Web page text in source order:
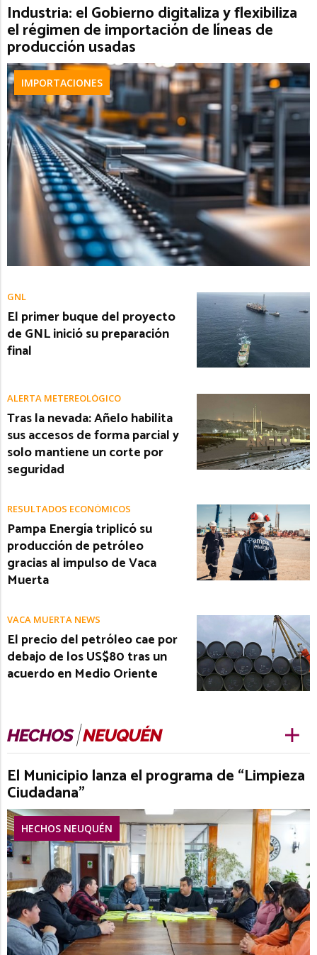
Industria: el Gobierno digitaliza y flexibiliza
el régimen de importación de líneas de
producción usadas
IMPORTACIONES
GNL
El primer buque del proyecto
de GNL inició su preparación
final
ALERTA METEREOLÓGICO
Tras la nevada: Añelo habilita
sus accesos de forma parcial y
solo mantiene un corte por
seguridad
RESULTADOS ECONÓMICOS
Pampa Energía triplicó su
producción de petróleo
gracias al impulso de Vaca
Muerta
VACA MUERTA NEWS
El precio del petróleo cae por
debajo de los US$80 tras un
acuerdo en Medio Oriente
El Municipio lanza el programa de “Limpieza
Ciudadana”
HECHOS NEUQUÉN